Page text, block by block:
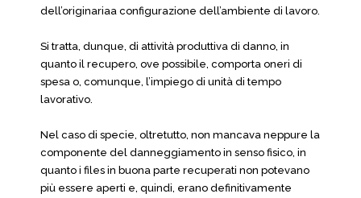
dell’originariaa configurazione dell’ambiente di lavoro.
Si tratta, dunque, di attività produttiva di danno, in
quanto il recupero, ove possibile, comporta oneri di
spesa o, comunque, l’impiego di unità di tempo
lavorativo.
Nel caso di specie, oltretutto, non mancava neppure la
componente del danneggiamento in senso fisico, in
quanto i files in buona parte recuperati non potevano
più essere aperti e, quindi, erano definitivamente